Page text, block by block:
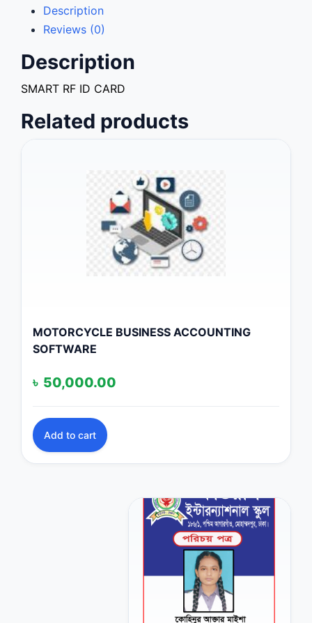
Description
Reviews (0)
Description
SMART RF ID CARD
Related products
MOTORCYCLE BUSINESS ACCOUNTING
SOFTWARE
৳ 50,000.00
Add to cart